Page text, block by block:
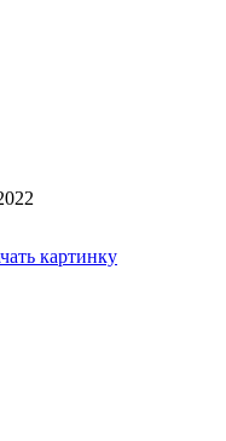
картинку